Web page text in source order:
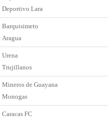
Deportivo Lara
Barquisimeto
Aragua
Urena
Trujillanos
Mineros de Guayana
Monogas
Caracas FC